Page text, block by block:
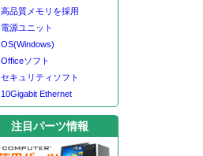
高品質メモリを採用
電源ユニット
OS(Windows)
Officeソフト
セキュリティソフト
10Gigabit Ethernet
注目パーツ情報